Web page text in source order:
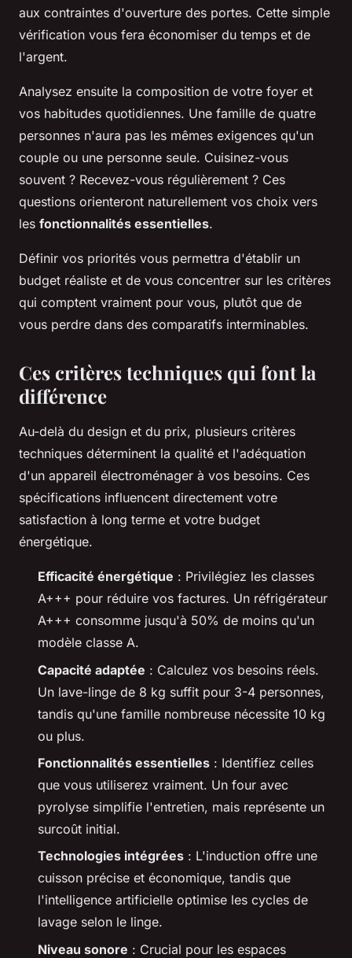
aux contraintes d'ouverture des portes. Cette simple
vérification vous fera économiser du temps et de
l'argent.
Analysez ensuite la composition de votre foyer et
vos habitudes quotidiennes. Une famille de quatre
personnes n'aura pas les mêmes exigences qu'un
couple ou une personne seule. Cuisinez-vous
souvent ? Recevez-vous régulièrement ? Ces
questions orienteront naturellement vos choix vers
les fonctionnalités essentielles.
Définir vos priorités vous permettra d'établir un
budget réaliste et de vous concentrer sur les critères
qui comptent vraiment pour vous, plutôt que de
vous perdre dans des comparatifs interminables.
Ces critères techniques qui font la
différence
Au-delà du design et du prix, plusieurs critères
techniques déterminent la qualité et l'adéquation
d'un appareil électroménager à vos besoins. Ces
spécifications influencent directement votre
satisfaction à long terme et votre budget
énergétique.
Efficacité énergétique : Privilégiez les classes
A+++ pour réduire vos factures. Un réfrigérateur
A+++ consomme jusqu'à 50% de moins qu'un
modèle classe A.
Capacité adaptée : Calculez vos besoins réels.
Un lave-linge de 8 kg suffit pour 3-4 personnes,
tandis qu'une famille nombreuse nécessite 10 kg
ou plus.
Fonctionnalités essentielles : Identifiez celles
que vous utiliserez vraiment. Un four avec
pyrolyse simplifie l'entretien, mais représente un
surcoût initial.
Technologies intégrées : L'induction offre une
cuisson précise et économique, tandis que
l'intelligence artificielle optimise les cycles de
lavage selon le linge.
Niveau sonore : Crucial pour les espaces